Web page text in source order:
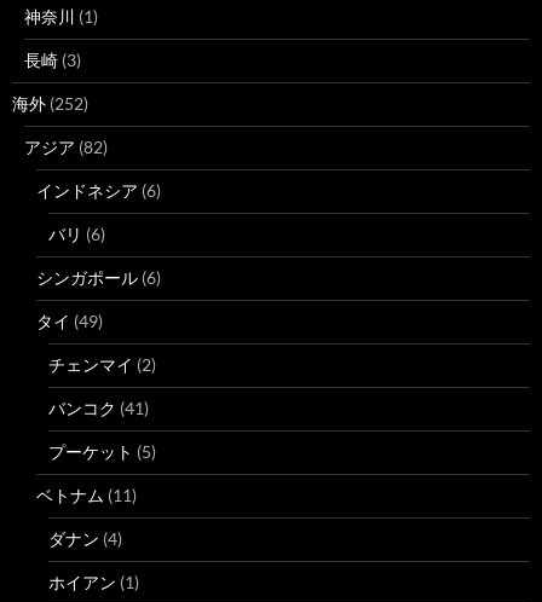
神奈川 (1)
長崎 (3)
海外 (252)
アジア (82)
インドネシア (6)
バリ (6)
シンガポール (6)
タイ (49)
チェンマイ (2)
バンコク (41)
プーケット (5)
ベトナム (11)
ダナン (4)
ホイアン (1)